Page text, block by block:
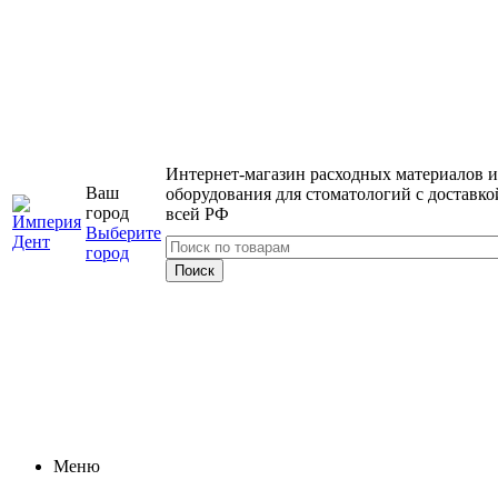
Ваш
город
Выберите
город
Интернет-магазин расходных материалов и
оборудования для стоматологий с
всей РФ
Меню